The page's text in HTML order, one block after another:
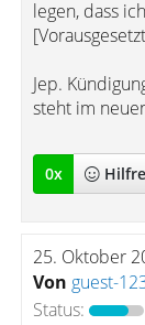
legen, dass
Jep.
steht im
0x
25. Oktober
Von guest-
Status: